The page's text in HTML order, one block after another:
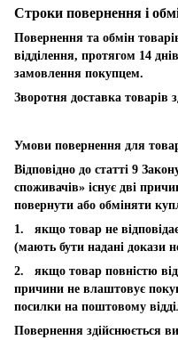
Строки повернення і
Повернення та обмін
відділення, протягом 14
замовлення покупцем.
Зворотня доставка товарів
Умови повернення для
Відповідно до статті 9
споживачів» існує дві
повернути або обміняти
1. якщо товар не
(мають бути надані докази
2. якщо товар повністю
причини не влаштовує
посилки на поштовому
Повернення здійснюється